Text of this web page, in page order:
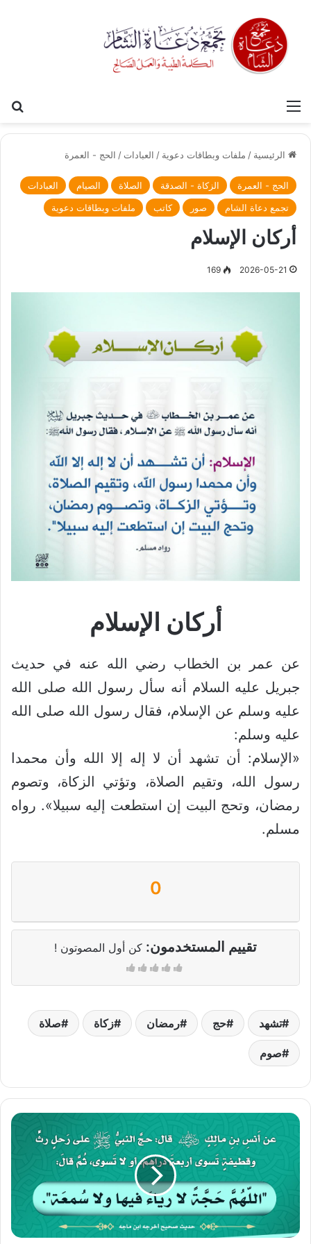
القائمة
الرئيسية / ملفات وبطاقات دعوية / العبادات / الحج - العمرة
الحج - العمرة الزكاة - الصدقة الصلاة الصيام
العبادات
تجمع دعاة الشام
صور كاتب ملفات وبطاقات دعوية
أركان الإسلام
2026-05-21
169
أركان الإسلام
عن عمر بن الخطاب رضي الله عنه في حديث
جبريل عليه السلام أنه سأل رسول الله صلى الله
عليه وسلم عن الإسلام، فقال رسول الله صلى الله
عليه وسلم:
«الإسلام: أن تشهد أن لا إله إلا الله وأن محمدا
رسول الله، وتقيم الصلاة، وتؤتي الزكاة، وتصوم
رمضان، وتحج البيت إن استطعت إليه سبيلا». رواه
مسلم.
0
تقييم المستخدمون: كن أول المصوتون !
تشهد حج رمضان زكاة صلاة
صوم
الحج